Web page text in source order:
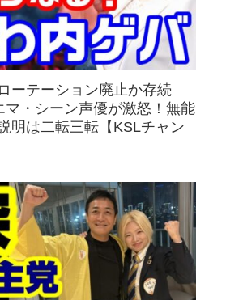
ーテーション廃止か存続
マ・シーン声優が激怒！無能
明は二転三転【KSLチャン